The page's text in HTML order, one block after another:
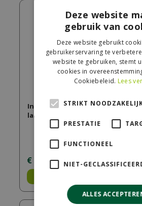
In-lite Ace staande
lamp
€ ,00
In-
€
Deze website
gebruik van
Deze website gebruikt
gebruikerservaring te
website te gebruiken, stemt
cookies in
Cookiebeleid. Lees
STRIKT
PRESTATIE
FUNCTIONEEL
NIET-
ALLES